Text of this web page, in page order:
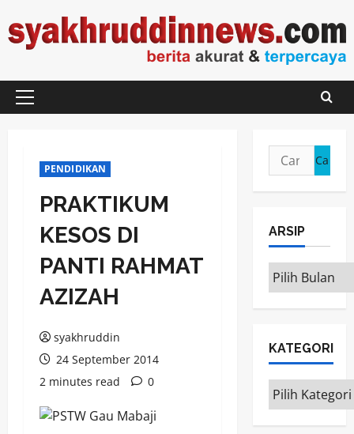
to
content
Primary
PENDIDIKAN
PRAKTIKUM
KESOS DI
PANTI RAHMAT
AZIZAH
syakhruddin
24 September 2014
2 minutes read
0
Cari
untuk:
ARSIP
ARSIP
KATEGORI
Kategori